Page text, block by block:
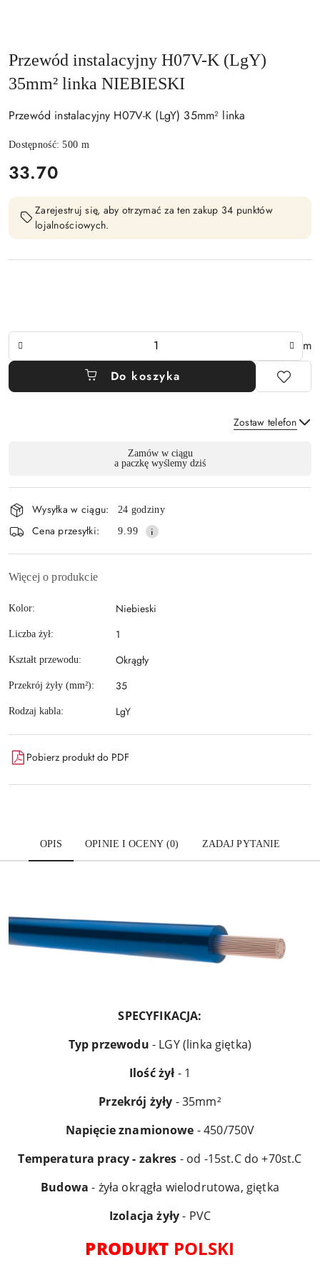
Przewód instalacyjny H07V-K (LgY)
35mm² linka NIEBIESKI
Przewód instalacyjny H07V-K (LgY) 35mm² linka
Dostępność:500 m
cena:
33.70
Zarejestruj się, aby otrzymać za ten zakup 34 punktów
lojalnościowych.
m
Do koszyka
Zostaw telefon
Wyślij
dostawa
Zamów w ciągu
a paczkę wyślemy dziś
Wysyłka w ciągu: 24 godziny
Cena przesyłki: 9.99
Więcej o produkcie
Kolor: Niebieski
Liczba żył: 1
Kształt przewodu: Okrągły
Przekrój żyły (mm²): 35
Rodzaj kabla: LgY
Pobierz produkt do PDF
OPIS OPINIE I OCENY (0) ZADAJ PYTANIE
SPECYFIKACJA:
Typ przewodu - LGY (linka giętka)
Ilość żył - 1
Przekrój żyły - 35mm²
Napięcieznamionowe - 450/750V
Temperatura pracy - zakres - od -15st.C do +70st.C
Budowa - żyła okrągła wielodrutowa, giętka
Izolacja żyły- PVC
PRODUKT POLSKI